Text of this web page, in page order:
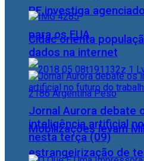
PF investiga
para os EUA
Mobilizações levam
estrangeirização de
Cidac orienta
dados na internet
Jornal Aurora debate
inteligência artificial
nesta terça (09)